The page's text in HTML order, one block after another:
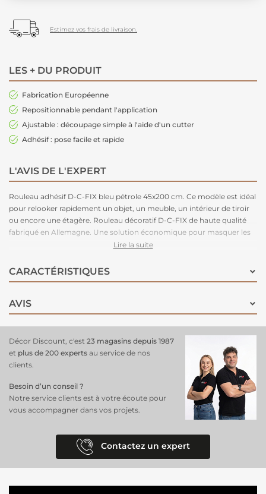
Estimez vos frais de livraison.
LES + DU PRODUIT
Fabrication Européenne
Repositionnable pendant l'application
Ajustable : découpage simple à l'aide d'un cutter
Adhésif : pose facile et rapide
L'AVIS DE L'EXPERT
Rouleau adhésif D-C-FIX bleu pétrole 45x200 cm. Ce modèle est idéal
pour relooker rapidement un objet, un meuble, un intérieur de tiroir
ou encore une étagère. Rouleau décoratif D-C-FIX de haute qualité
fabriqué en Allemagne. Une solution économique pour masquer les
imperfections et relooker rapidement une surface. Il ne vous reste
Lire la suite
CARACTÉRISTIQUES
AVIS
Décor Discount, c'est 23 magasins depuis 1987
et plus de 200 experts au service de nos
clients.
Besoin d’un conseil ?
Notre service clients est à votre écoute pour
vous accompagner dans vos projets.
Contactez un expert